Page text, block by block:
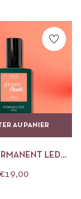
AU PANIER
LED
MANUCURIST
€19,00